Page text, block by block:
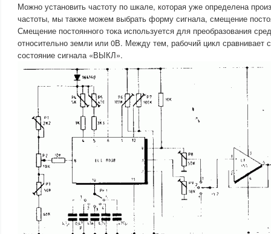
Можно установить частоту по шкале, которая уже определена
частоты, мы также можем выбрать форму сигнала, смещение
Смещение постоянного тока используется для преобразования
относительно земли или 0В. Между тем, рабочий цикл сравнивает
состояние сигнала «ВЫКЛ».